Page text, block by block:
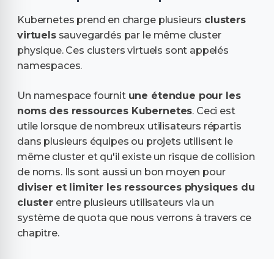
Kubernetes prend en charge plusieurs clusters
virtuelssauvegardés par le même cluster
physique. Ces clusters virtuels sont appelés
namespaces.
Un namespace fournit une étendue pour les
noms des ressources Kubernetes. Ceci est
utile lorsque de nombreux utilisateurs répartis
dans plusieurs équipes ou projets utilisent le
même cluster et qu'il existe un risque de collision
de noms. Ils sont aussi un bon moyen pour
diviser et limiter les ressources physiques du
clusterentre plusieurs utilisateurs via un
système de quota que nous verrons à travers ce
chapitre.